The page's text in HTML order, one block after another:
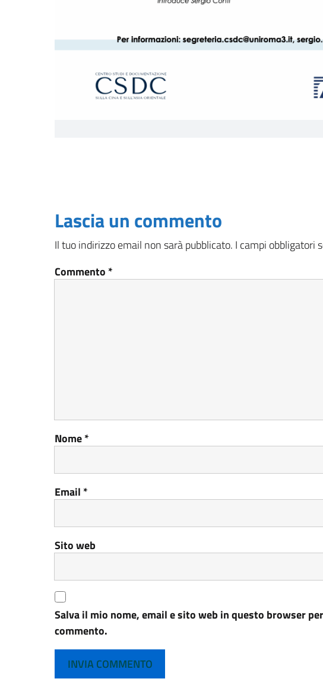
Lascia un commento
Il tuo indirizzo email non sarà pubblicato. I campi obbligatori
Commento *
Nome*
Email *
Sito web
Salva il mio nome, email e sito web in questo browser
commento.